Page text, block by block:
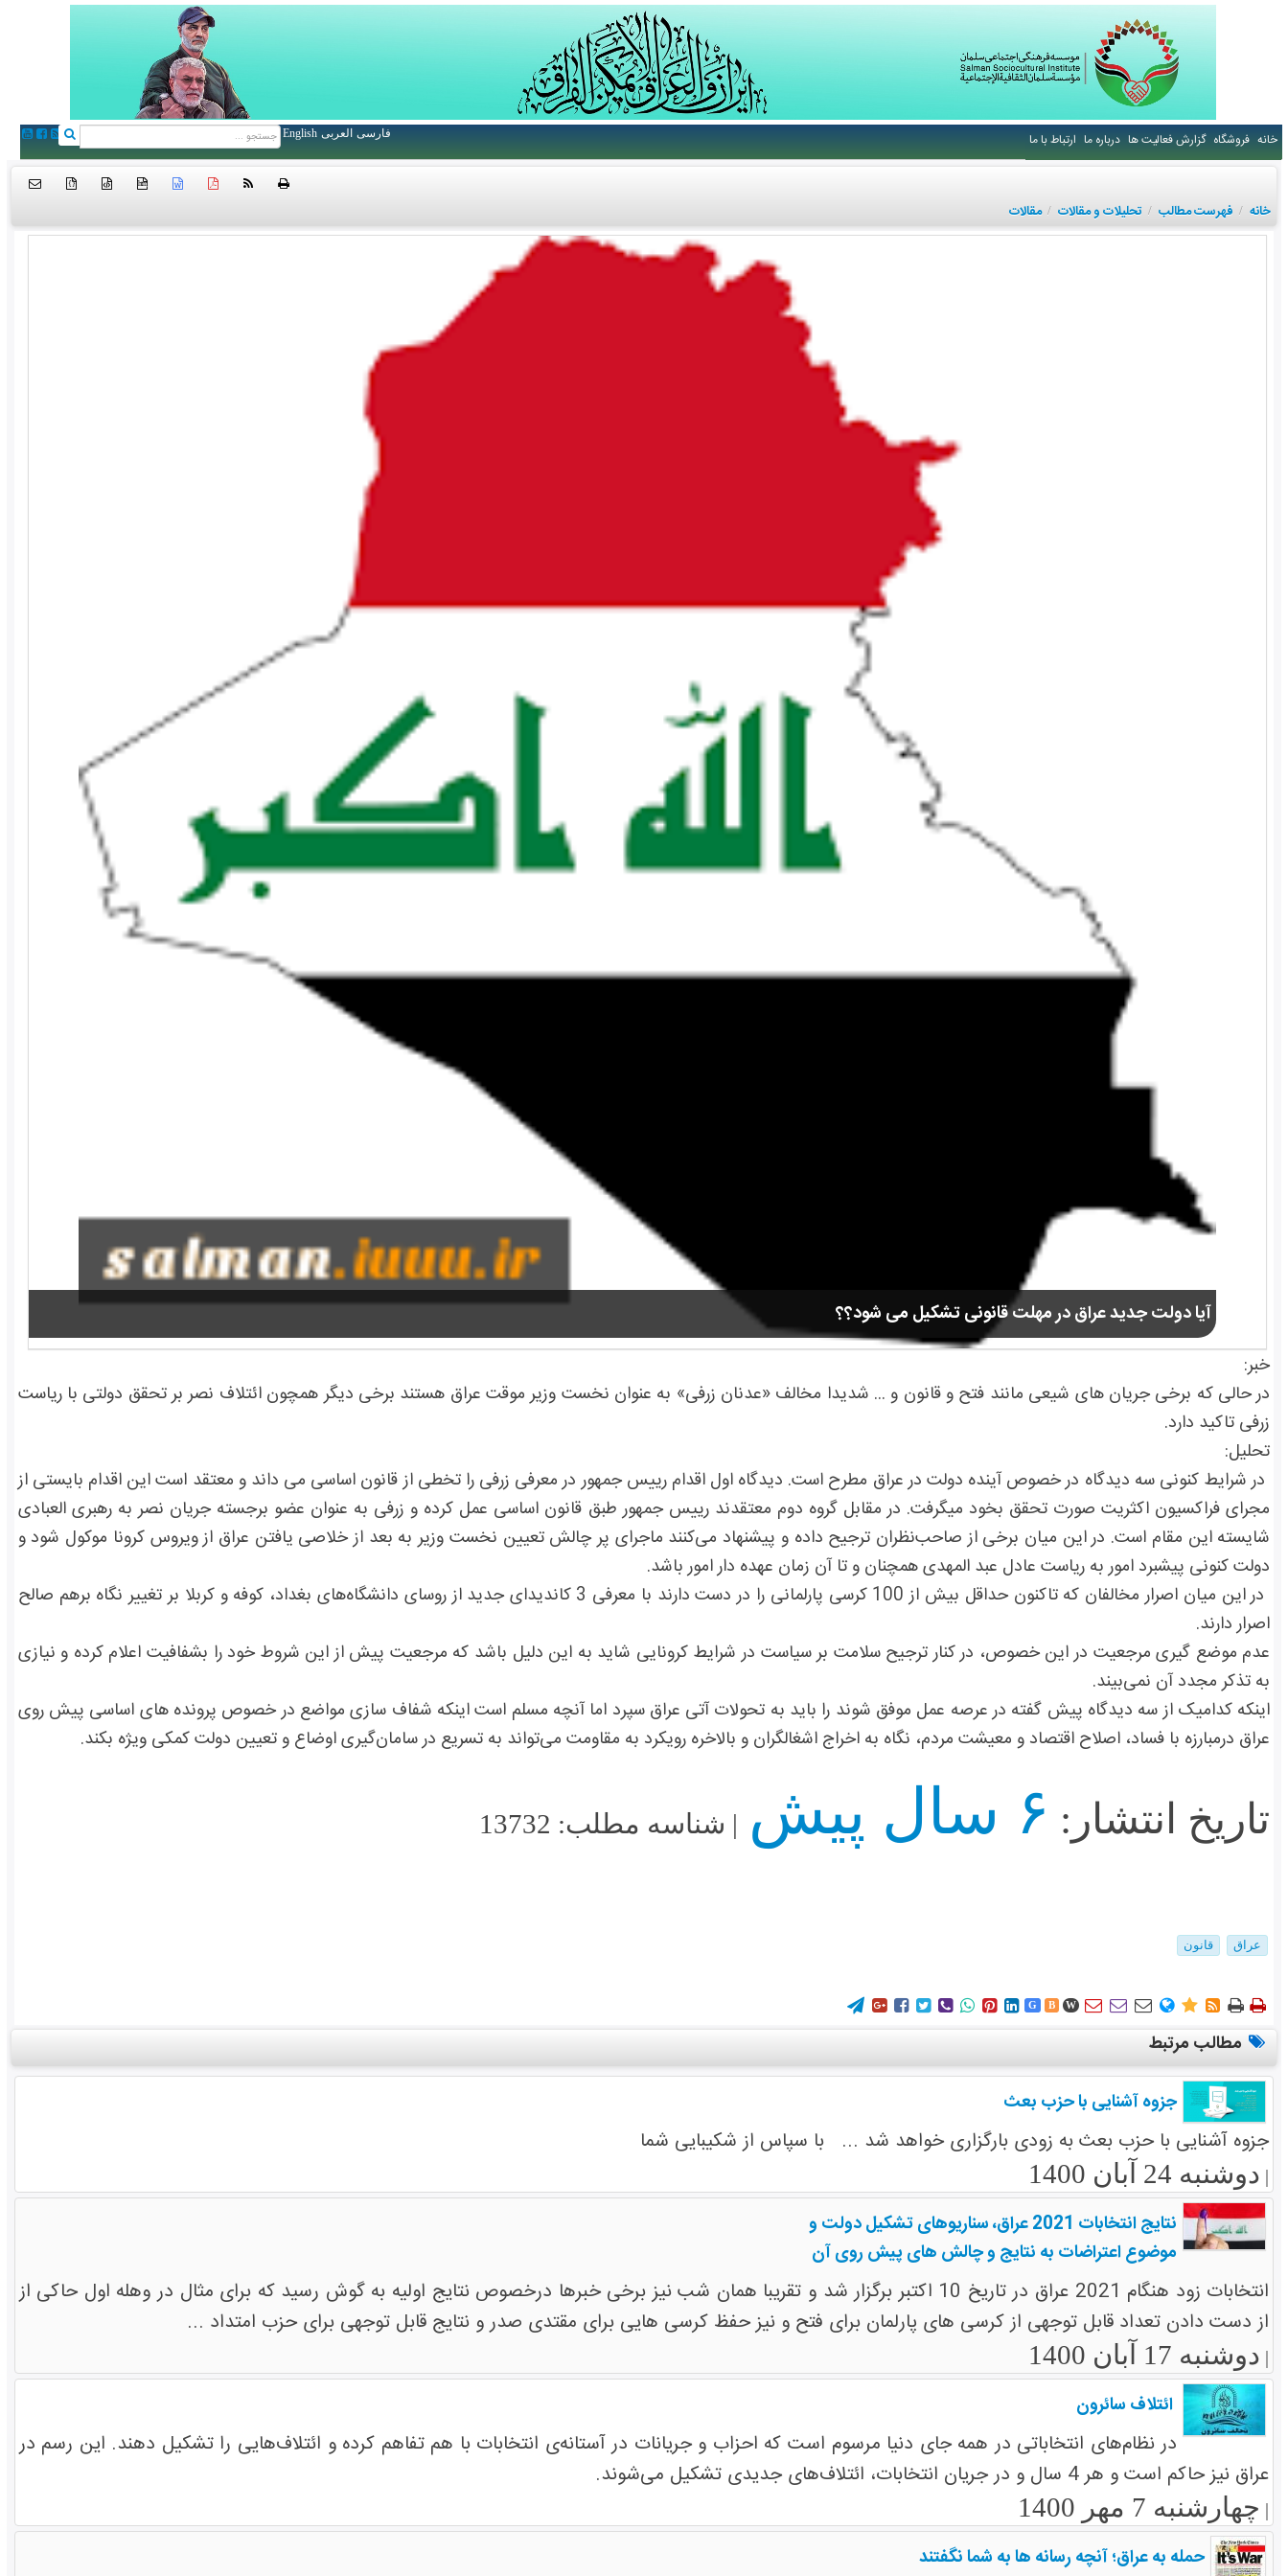
English العربی فارسی خانه فروشگاه گزارش فعالیت ها درباره ما ارتباط با ما
htm
{ }
خانه / فهرست مطالب / تحلیلات و مقالات / مقالات
آیا دولت جدید عراق در مهلت قانونی تشکیل می شود؟؟
خبر:
در حالی که برخی جریان های شیعی مانند فتح و قانون و ... شدیدا مخالف «عدنان زرفی» به عنوان نخست وزیر موقت عراق هستند برخی دیگر همچون ائتلاف نصر بر تحقق دولتی با ریاست
زرفی تاکید دارد.
تحلیل:
در شرایط کنونی سه دیدگاه در خصوص آینده دولت در عراق مطرح است. دیدگاه اول اقدام رییس جمهور در معرفی زرفی را تخطی از قانون اساسی می داند و معتقد است این اقدام بایستی از
مجرای فراکسیون اکثریت صورت تحقق بخود میگرفت. در مقابل گروه دوم معتقدند رییس جمهور طبق قانون اساسی عمل کرده و زرفی به عنوان عضو برجسته جریان نصر به رهبری العبادی
شایسته این مقام است. در این میان برخی از صاحب‌نظران ترجیح داده و پیشنهاد می‌کنند ماجرای پر چالش تعیین نخست وزیر به بعد از خلاصی یافتن عراق از ویروس کرونا موکول شود و
دولت کنونی پیشبرد امور به ریاست عادل عبد المهدی همچنان و تا آن زمان عهده دار امور باشد.
در این میان اصرار مخالفان که تاکنون حداقل بیش از 100 کرسی پارلمانی را در دست دارند با معرفی 3 کاندیدای جدید از روسای دانشگاه‌های بغداد، کوفه و کربلا بر تغییر نگاه برهم صالح
اصرار دارند.
عدم موضع گیری مرجعیت در این خصوص، در کنار ترجیح سلامت بر سیاست در شرایط کرونایی شاید به این دلیل باشد که مرجعیت پیش از این شروط خود را بشفافیت اعلام کرده و نیازی
به تذکر مجدد آن نمی‌بیند.
اینکه کدامیک از سه دیدگاه پیش گفته در عرصه عمل موفق شوند را باید به تحولات آتی عراق سپرد اما آنچه مسلم است اینکه شفاف سازی مواضع در خصوص پرونده های اساسی پیش روی
عراق درمبارزه با فساد، اصلاح اقتصاد و معیشت مردم، نگاه به اخراج اشغالگران و بالاخره رویکرد به مقاومت می‌تواند به تسریع در سامان‌گیری اوضاع و تعیین دولت کمکی ویژه بکند.
تاریخ انتشار: ۶ سال پیش | شناسه مطلب: 13732
عراق قانون
        G B W        
مطالب مرتبط
جزوه آشنایی با حزب بعث
جزوه آشنایی با حزب بعث به زودی بارگزاری خواهد شد ... با سپاس از شکیبایی شما
| دوشنبه 24 آبان 1400
نتایج انتخابات 2021 عراق، سناریوهای تشکیل دولت و
موضوع اعتراضات به نتایج و چالش های پیش روی آن
انتخابات زود هنگام 2021 عراق در تاریخ 10 اکتبر برگزار شد و تقریبا همان شب نیز برخی خبرها درخصوص نتایج اولیه به گوش رسید که برای مثال در وهله اول حاکی از
از دست دادن تعداد قابل توجهی از کرسی های پارلمان برای فتح و نیز حفظ کرسی هایی برای مقتدی صدر و نتایج قابل توجهی برای حزب امتداد ...
| دوشنبه 17 آبان 1400
ائتلاف سائرون
در نظام‌های انتخاباتی در همه جای دنیا مرسوم است که احزاب و جریانات در آستانه‌ی انتخابات با هم تفاهم کرده و ائتلاف‌هایی را تشکیل دهند. این رسم در
عراق نیز حاکم است و هر 4 سال و در جریان انتخابات، ائتلاف‌های جدیدی تشکیل می‌شوند.
| چهارشنبه 7 مهر 1400
حمله به عراق؛ آنچه رسانه ها به شما نگفتند